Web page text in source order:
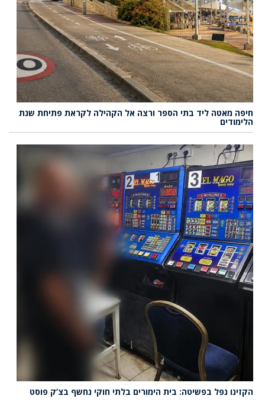
חיפה מאטה ליד בתי הספר ורצה אל הקהילה לקראת פתיחת שנת
הלימודים
הקזינו נפל בפשיטה: בית הימורים בלתי חוקי נחשף בצ’ק פוסט